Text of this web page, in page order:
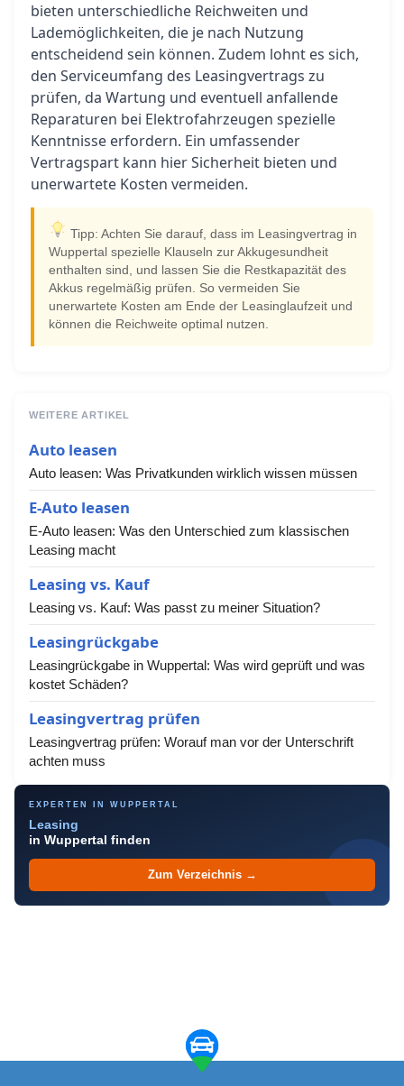
bieten unterschiedliche Reichweiten und
Lademöglichkeiten, die je nach Nutzung
entscheidend sein können. Zudem lohnt es sich,
den Serviceumfang des Leasingvertrags zu
prüfen, da Wartung und eventuell anfallende
Reparaturen bei Elektrofahrzeugen spezielle
Kenntnisse erfordern. Ein umfassender
Vertragspart kann hier Sicherheit bieten und
unerwartete Kosten vermeiden.
Tipp: Achten Sie darauf, dass im Leasingvertrag in
Wuppertal spezielle Klauseln zur Akkugesundheit
enthalten sind, und lassen Sie die Restkapazität des
Akkus regelmäßig prüfen. So vermeiden Sie
unerwartete Kosten am Ende der Leasinglaufzeit und
können die Reichweite optimal nutzen.
WEITERE ARTIKEL
Auto leasen
Auto leasen: Was Privatkunden wirklich wissen müssen
E-Auto leasen
E-Auto leasen: Was den Unterschied zum klassischen
Leasing macht
Leasing vs. Kauf
Leasing vs. Kauf: Was passt zu meiner Situation?
Leasingrückgabe
Leasingrückgabe in Wuppertal: Was wird geprüft und was
kostet Schäden?
Leasingvertrag prüfen
Leasingvertrag prüfen: Worauf man vor der Unterschrift
achten muss
EXPERTEN IN WUPPERTAL
Leasing
in Wuppertal finden
Zum Verzeichnis →